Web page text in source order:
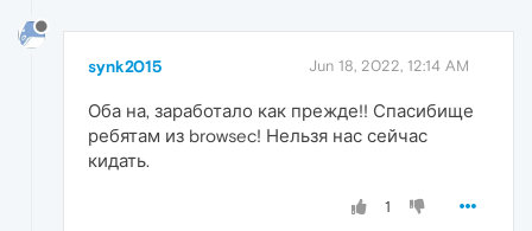
synk2015 Jun 18, 2022, 12:14 AM
Оба на, заработало как прежде!! Спасибище
ребятам из browsec! Нельзя нас сейчас
кидать.
1